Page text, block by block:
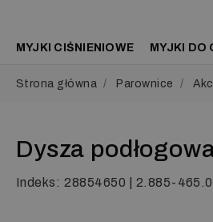
MYJKI CIŚNIENIOWE MYJKI DO
Strona główna Parownice
Dysza
Indeks: 28854650 | 2.885-465.0